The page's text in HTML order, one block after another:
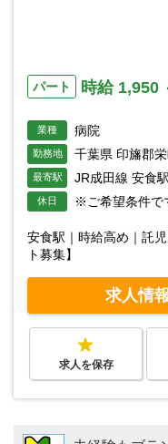
パート 時給 1,950
業種 病院
勤務地 千葉県 印旛郡
最寄駅 JR成田線 安食駅
休日 ※ご希望条件で
安食駅｜時給高め｜託
ト募集】
求人情
求人を保存